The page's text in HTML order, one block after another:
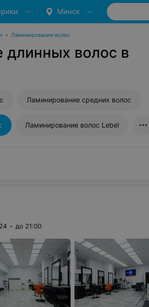
Минск
• Ламинирование волос
волос в
Ламинирование средних волос
Ламинирование волос Lebel
до 21:00